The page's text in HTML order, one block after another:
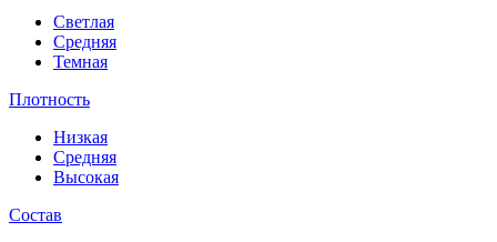
Светлая
Средняя
Темная
Плотность
Низкая
Средняя
Высокая
Состав